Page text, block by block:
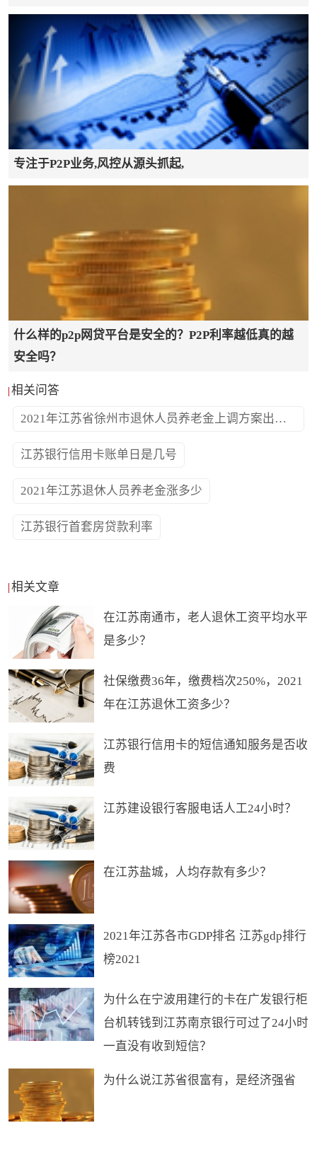
式记录的能够单独或者与其他信息结合识别自然人
(出借人及借款人)个人身份的各种信息，比如自然
人的姓名、出生日期、身份证件号码、个人生物识
别信息、住址、电话号码、行为轨迹等。
第四条 网络借贷平台个人信息安全保护遵循目的明
原则，坚持个人信息保护与平台发展相互融合促进
的理念，处理好安全与发展、安全与建设、安全与
运营的关系，全面保障本机构数据及个人信息安
体。
第六条 网络借贷平台应当按照国家网络安全相关规
检测、数据加密以及灾难恢复等网络安全设施和管
理制度，采取完善的管理控制措施和技术手段保障
信息系统安全稳健运行。
第八条 网络借贷平台应当建立健全用户信息保护制
度，确保出借人与借款人信息采集、处理及使用的
合法性和安全性。
(一) 网络借贷平台收集、使用个人信息，应当遵循
合法、正当、必要的原则，公开收集、使用规则，
明示收集、使用信息的目的、方式和范围，并经被
收集者同意;
(二) 网络借贷平台应当妥善保管出借人与借款人的
资料和交易信息，不得删除、篡改，不得非法买
卖、泄露出借人与借款人的基本信息和交易信息;
专注于P2P业务,风控从源头抓起,
什么样的p2p网贷平台是安全的？P2P利率越低真的越
安全吗？
相关问答
2021年江苏省徐州市退休人员养老金上调方案出台了没有
江苏银行信用卡账单日是几号
2021年江苏退休人员养老金涨多少
江苏银行首套房贷款利率
相关文章
在江苏南通市，老人退休工资平均水平
是多少？
社保缴费36年，缴费档次250%，2021
年在江苏退休工资多少？
江苏银行信用卡的短信通知服务是否收
费
江苏建设银行客服电话人工24小时？
在江苏盐城，人均存款有多少？
2021年江苏各市GDP排名 江苏gdp排行
榜2021
为什么在宁波用建行的卡在广发银行柜
台机转钱到江苏南京银行可过了24小时
一直没有收到短信？
为什么说江苏省很富有，是经济强省